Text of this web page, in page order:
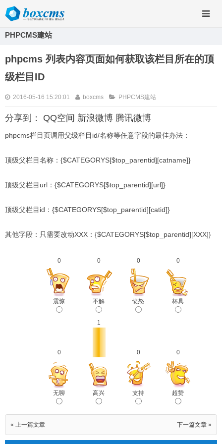
PHPCMS建站
phpcms 列表内容页面如何获取该栏目所在的顶
级栏目ID
2016-05-16 15:20:01 boxcms PHPCMS建站
分享到： QQ空间 新浪微博 腾讯微博
phpcms栏目页调用父级栏目id/名称等任意字段的最佳办法：
顶级父栏目名称：{$CATEGORYS[$top_parentid][catname]}
顶级父栏目url：{$CATEGORYS[$top_parentid][url]}
顶级父栏目id：{$CATEGORYS[$top_parentid][catid]}
其他字段：只需要改动XXX：{$CATEGORYS[$top_parentid][XXX]}
0
震惊
0
不解
0
愤怒
0
杯具
0
无聊
1
高兴
0
支持
0
超赞
« 上一篇文章 下一篇文章 »